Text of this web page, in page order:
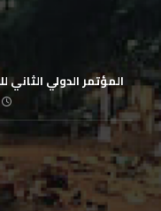
المؤتمر الدولي الثاني